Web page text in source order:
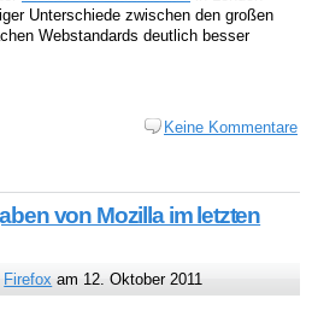
Unterschiede zwischen den großen
Webstandards deutlich besser
Keine Kommentare
von Mozilla im letzten
Firefox am 12. Oktober 2011